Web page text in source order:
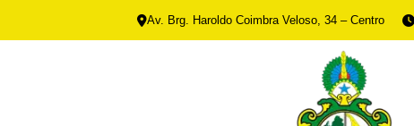
Av. Brg. Haroldo Coimbra Veloso, 34 – Centro